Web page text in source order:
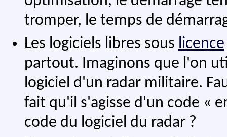
tromper, le temps de
Les logiciels libres sous licence
partout. Imaginons que l'on
logiciel d'un radar militaire.
fait qu'il s'agisse d'un code «
code du logiciel du radar ?